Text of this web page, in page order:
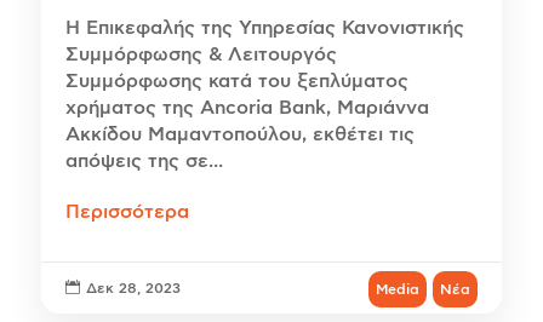
Media Νέα
Η Επικεφαλής της Υπηρεσίας Κανονιστικής
Συμμόρφωσης & Λειτουργός
Συμμόρφωσης κατά του ξεπλύματος
χρήματος της Ancoria Bank, Μαριάννα
Ακκίδου Μαμαντοπούλου, εκθέτει τις
απόψεις της σε...
Περισσότερα
 Δεκ 28, 2023